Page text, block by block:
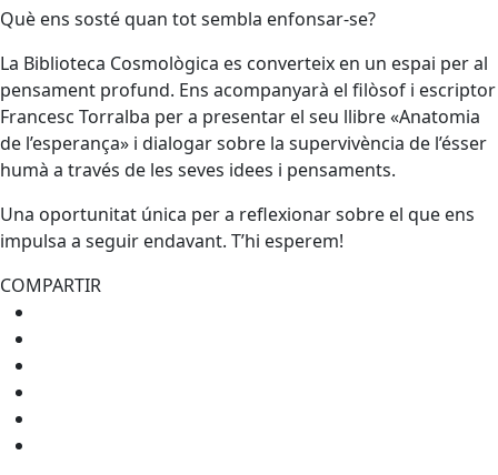
Què ens sosté quan tot sembla enfonsar-se?
La Biblioteca Cosmològica es converteix en un espai per al
pensament profund. Ens acompanyarà el filòsof i escriptor
Francesc Torralba per a presentar el seu llibre «Anatomia
de l’esperança» i dialogar sobre la supervivència de l’ésser
humà a través de les seves idees i pensaments.
Una oportunitat única per a reflexionar sobre el que ens
impulsa a seguir endavant. T’hi esperem!
COMPARTIR